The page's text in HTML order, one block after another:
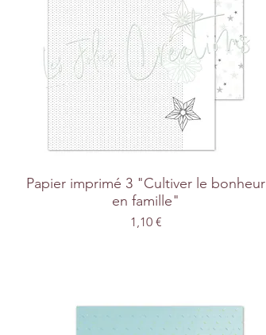
Papier imprimé 3 "Cultiver le bonheur
en famille"
Prix
1,10 €